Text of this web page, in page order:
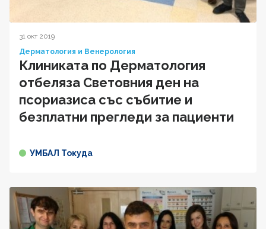
31 окт 2019
Дерматология и Венерология
Клиниката по Дерматология
отбеляза Световния ден на
псориазиса със събитие и
безплатни прегледи за пациенти
УМБАЛ Токуда